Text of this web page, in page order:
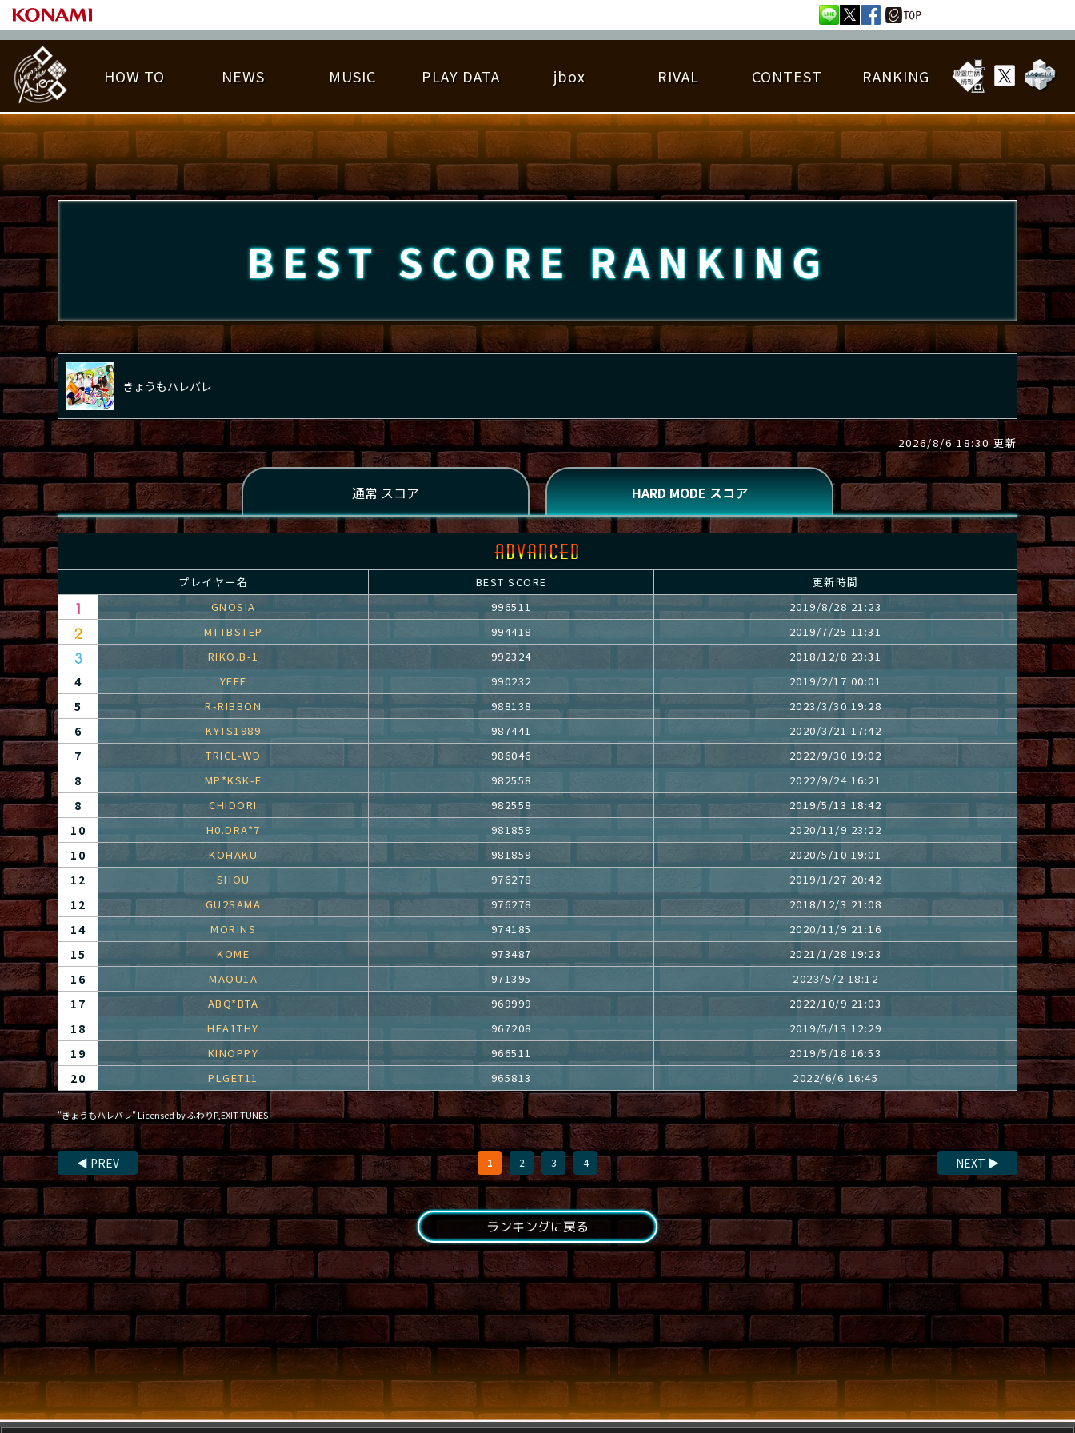
HOW TO
基本の遊び方 遊び方ガイド
NEWS MUSIC
遊べる楽曲 アーティスト紹介
PLAY DATA
PLAY DATA TOP EMBLEM ゆびベル 楽曲データ 詳細楽曲データ
称号 プレー履歴 プレーグラフ ねんごろチャレンジ EDIT譜面
jbox RIVAL
ライバル一覧 逆ライバル一覧 ライバル比較 プレーヤー検索 フレンドリスト
CONTEST
大会参加 大会開催 大会参加情報 大会とは？
RANKING
LICENSE HIT CHART ORIGINAL HIT CHART BEST SCORE RANKING TOTAL BEST SCORE RANKING
BEST SCORE RANKING
きょうもハレバレ
2026/8/6 18:30 更新
プレイヤー名 BEST SCORE
更新時間
GNOSIA
996511
2019/8/28 21:23
MTTBSTEP
994418
2019/7/25 11:31
RIKO.B-1
992324 2018/12/8 23:31
4 YEEE 990232 2019/2/17 00:01
5 R-RIBBON 988138 2023/3/30 19:28
6 KYTS1989 987441 2020/3/21 17:42
7 TRICL-WD 986046 2022/9/30 19:02
8 MP*KSK-F 982558 2022/9/24 16:21
8 CHIDORI 982558 2019/5/13 18:42
10 H0.DRA*7 981859 2020/11/9 23:22
10 KOHAKU 981859 2020/5/10 19:01
12 SHOU 976278 2019/1/27 20:42
12 GU2SAMA 976278 2018/12/3 21:08
14 MORINS 974185 2020/11/9 21:16
15 KOME 973487 2021/1/28 19:23
16 MAQU1A 971395 2023/5/2 18:12
17 ABQ*BTA 969999 2022/10/9 21:03
18 HEA1THY 967208 2019/5/13 12:29
19 KINOPPY 966511 2019/5/18 16:53
20 PLGET11 965813 2022/6/6 16:45
"きょうもハレバレ" Licensed by ふわりP,EXIT TUNES
◀ PREV 1 2 3 4 NEXT ▶
ランキングに戻る